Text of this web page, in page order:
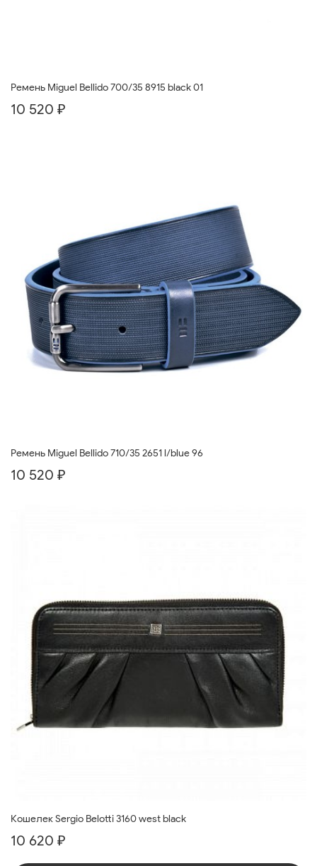
Ремень Miguel Bellido 700/35 8915 black 01
10 520 ₽
Ремень Miguel Bellido 710/35 2651 l/blue 96
10 520 ₽
Кошелек Sergio Belotti 3160 west black
10 620 ₽